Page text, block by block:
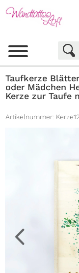
Taufkerze
oder Mädchen
Kerze zur Taufe
Artikelnummer: